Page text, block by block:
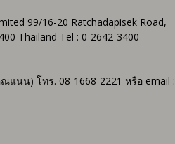
99/16-20 Ratchadapisek Road,
Thailand Tel : 0-2642-3400
นน) โทร. 08-1668-2221 หรือ email :